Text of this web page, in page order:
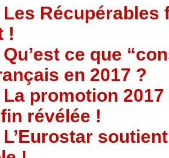
Les Récupérables
!
Qu’est ce que
en 2017 ?
La promotion
révélée !
L’Eurostar